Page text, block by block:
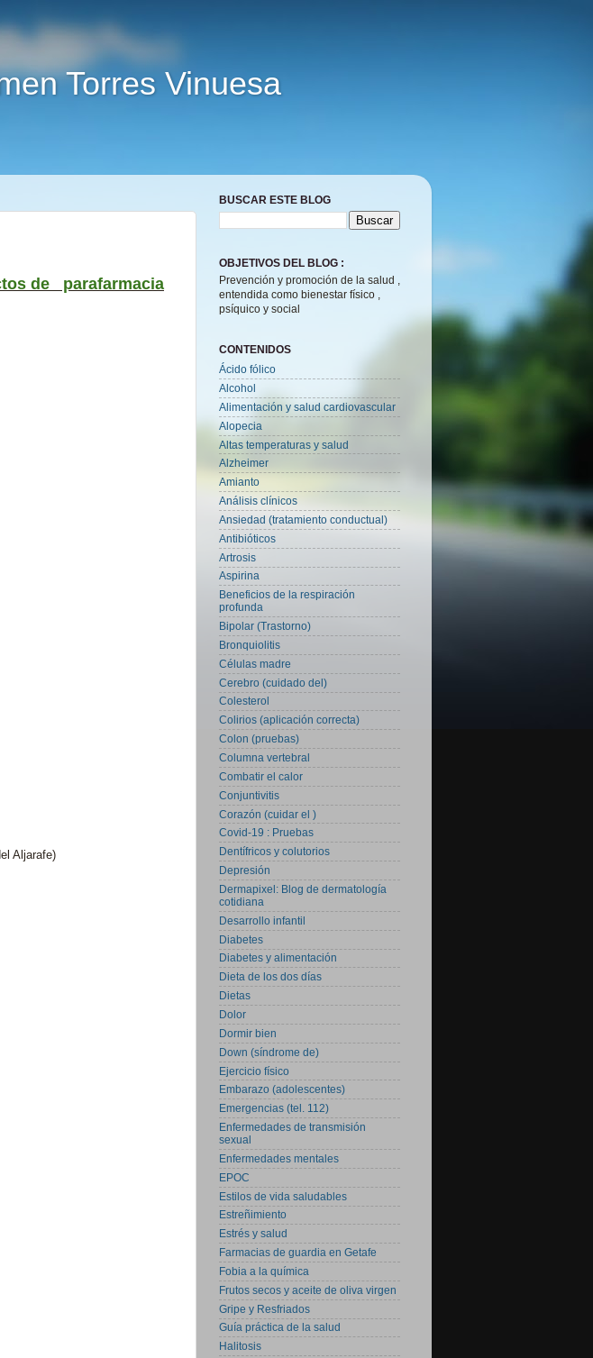
Torres Vinuesa
de parafarmacia
Aljarafe)
BUSCAR ESTE BLOG
OBJETIVOS DEL BLOG :
Prevención y promoción de la salud ,
entendida como bienestar físico ,
psíquico y social
CONTENIDOS
Ácido fólico
Alcohol
Alimentación y salud cardiovascular
Alopecia
Altas temperaturas y salud
Alzheimer
Amianto
Análisis clínicos
Ansiedad (tratamiento conductual)
Antibióticos
Artrosis
Aspirina
Beneficios de la respiración
profunda
Bipolar (Trastorno)
Bronquiolitis
Células madre
Cerebro (cuidado del)
Colesterol
Colirios (aplicación correcta)
Colon (pruebas)
Columna vertebral
Combatir el calor
Conjuntivitis
Corazón (cuidar el )
Covid-19 : Pruebas
Dentífricos y colutorios
Depresión
Dermapixel: Blog de dermatología
cotidiana
Desarrollo infantil
Diabetes
Diabetes y alimentación
Dieta de los dos días
Dietas
Dolor
Dormir bien
Down (síndrome de)
Ejercicio físico
Embarazo (adolescentes)
Emergencias (tel. 112)
Enfermedades de transmisión
sexual
Enfermedades mentales
EPOC
Estilos de vida saludables
Estreñimiento
Estrés y salud
Farmacias de guardia en Getafe
Fobia a la química
Frutos secos y aceite de oliva virgen
Gripe y Resfriados
Guía práctica de la salud
Halitosis